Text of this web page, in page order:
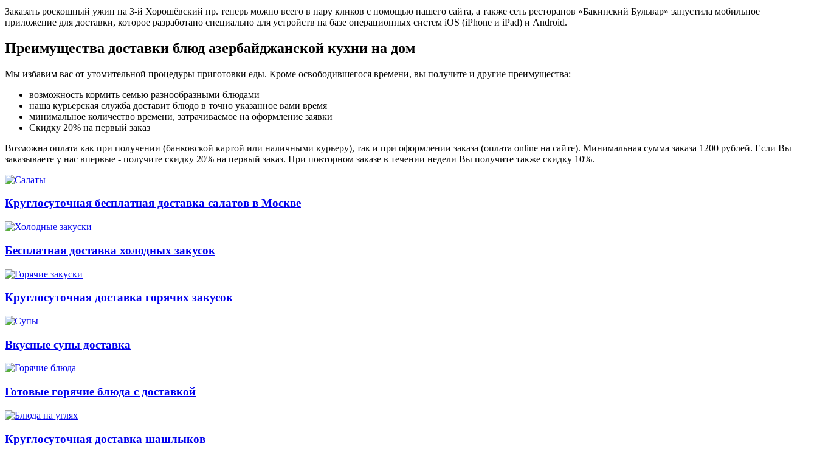
Заказать роскошный ужин на 3-й Хорошёвский пр. теперь можно всего в пару кликов с помощью нашего сайта, а также сеть ресторанов «Бакинский Бульвар» запустила мобильное
приложение для доставки, которое разработано специально для устройств на базе операционных систем iOS (iPhone и iPad) и Android.
Преимущества доставки блюд азербайджанской кухни на дом
Мы избавим вас от утомительной процедуры приготовки еды. Кроме освободившегося времени, вы получите и другие преимущества:
возможность кормить семью разнообразными блюдами
наша курьерская служба доставит блюдо в точно указанное вами время
минимальное количество времени, затрачиваемое на оформление заявки
Скидку 20% на первый заказ
Возможна оплата как при получении (банковской картой или наличными курьеру), так и при оформлении заказа (оплата online на сайте). Минимальная сумма заказа 1200 рублей. Если Вы
заказываете у нас впервые - получите скидку 20% на первый заказ. При повторном заказе в течении недели Вы получите также скидку 10%.
Круглосуточная бесплатная доставка салатов в Москве
Бесплатная доставка холодных закусок
Круглосуточная доставка горячих закусок
Вкусные супы доставка
Готовые горячие блюда с доставкой
Круглосуточная доставка шашлыков